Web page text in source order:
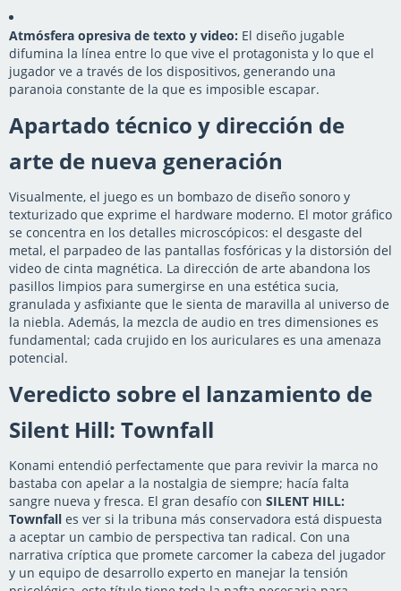
Atmósfera opresiva de texto y video: El diseño jugable
difumina la línea entre lo que vive el protagonista y lo que el
jugador ve a través de los dispositivos, generando una
paranoia constante de la que es imposible escapar.
Apartado técnico y dirección de
arte de nueva generación
Visualmente, el juego es un bombazo de diseño sonoro y
texturizado que exprime el hardware moderno. El motor gráfico
se concentra en los detalles microscópicos: el desgaste del
metal, el parpadeo de las pantallas fosfóricas y la distorsión del
video de cinta magnética. La dirección de arte abandona los
pasillos limpios para sumergirse en una estética sucia,
granulada y asfixiante que le sienta de maravilla al universo de
la niebla. Además, la mezcla de audio en tres dimensiones es
fundamental; cada crujido en los auriculares es una amenaza
potencial.
Veredicto sobre el lanzamiento de
Silent Hill: Townfall
Konami entendió perfectamente que para revivir la marca no
bastaba con apelar a la nostalgia de siempre; hacía falta
sangre nueva y fresca. El gran desafío con SILENT HILL:
Townfall es ver si la tribuna más conservadora está dispuesta
a aceptar un cambio de perspectiva tan radical. Con una
narrativa críptica que promete carcomer la cabeza del jugador
y un equipo de desarrollo experto en manejar la tensión